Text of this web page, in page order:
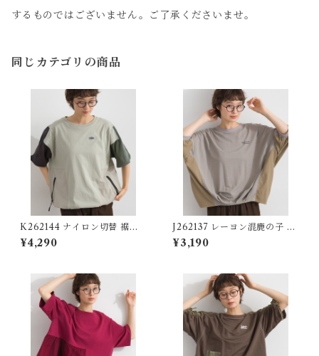
するものではございません。ご了承くださいませ。
同じカテゴリの商品
K262144 ナイロン切替 裾ド
ロストプルオーバー / Nylon-
Panel Drawstring-Hem Pul
¥4,290
J262137 レーヨン混鹿の子 異
素材切替コクーンプルオーバ
ー / Rayon-Blend Piqué Mi
¥3,190